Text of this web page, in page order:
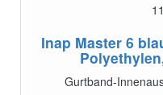
Inap Master 6
Gurtband-